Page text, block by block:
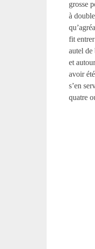
grosse
à
fit
autel de
et
avoir
s’en
quatre